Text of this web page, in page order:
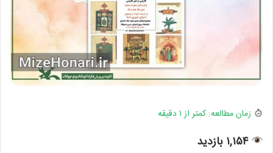
زمان مطالعه: کمتر از ۱ دقیقه
۱,۱۵۴ بازدید